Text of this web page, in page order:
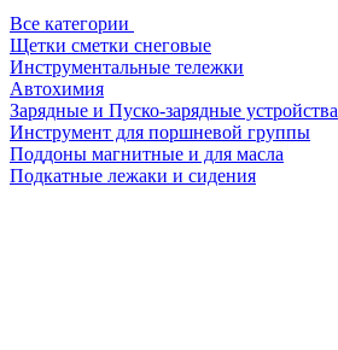
Все категории
Щетки сметки снеговые
Инструментальные тележки
Автохимия
Зарядные и Пуско-зарядные устройства
Инструмент для поршневой группы
Поддоны магнитные и для масла
Подкатные лежаки и сидения